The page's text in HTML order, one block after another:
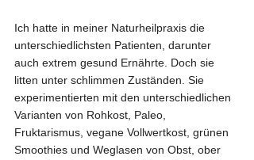
Ich hatte in meiner Naturheilpraxis die
unterschiedlichsten Patienten, darunter
auch extrem gesund Ernährte. Doch sie
litten unter schlimmen Zuständen. Sie
experimentierten mit den unterschiedlichen
Varianten von Rohkost, Paleo,
Fruktarismus, vegane Vollwertkost, grünen
Smoothies und Weglasen von Obst, ober